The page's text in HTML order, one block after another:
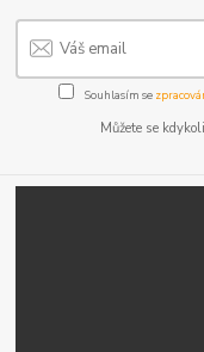
Souhlasím se
Můžete se